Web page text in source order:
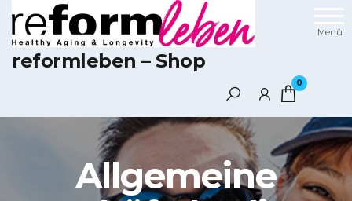
Zum
Inhalt
springen
reformleben – Shop
0
Menü
Allgemeine